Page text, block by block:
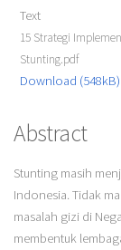
Text
15 Strategi
Stunting.pdf
Download (548kB)
Abstract
Stunting masih
Indonesia. Tidak
masalah gizi di
membentuk